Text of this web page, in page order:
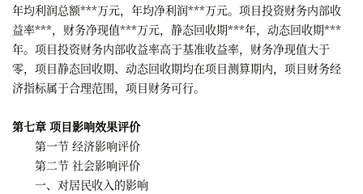
年均利润总额***万元，年均净利润***万元。项目投资财务内部收
益率***，财务净现值***万元，静态回收期***年，动态回收期***
年。项目投资财务内部收益率高于基准收益率，财务净现值大于
零，项目静态回收期、动态回收期均在项目测算期内，项目财务经
济指标属于合理范围，项目财务可行。
第七章 项目影响效果评价
第一节 经济影响评价
第二节 社会影响评价
一、对居民收入的影响